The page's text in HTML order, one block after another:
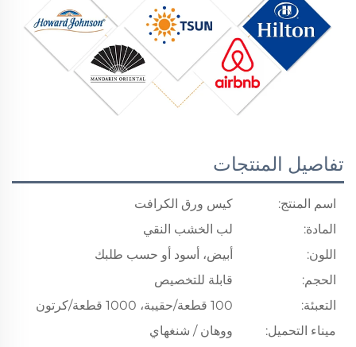
تفاصيل المنتجات
اسم المنتج:
كيس ورق الكرافت
المادة:
لب الخشب النقي
اللون:
أبيض، أسود أو حسب طلبك
الحجم:
قابلة للتخصيص
التعبئة:
100 قطعة/حقيبة، 1000 قطعة/كرتون
ميناء التحميل:
ووهان / شنغهاي